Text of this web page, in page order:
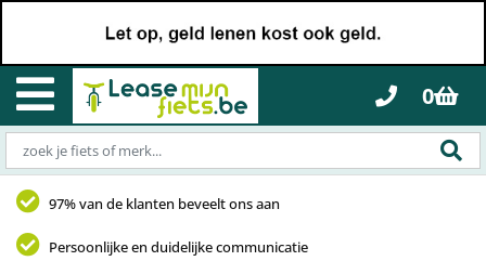
0
97% van de klanten beveelt ons aan
Persoonlijke en duidelijke communicatie